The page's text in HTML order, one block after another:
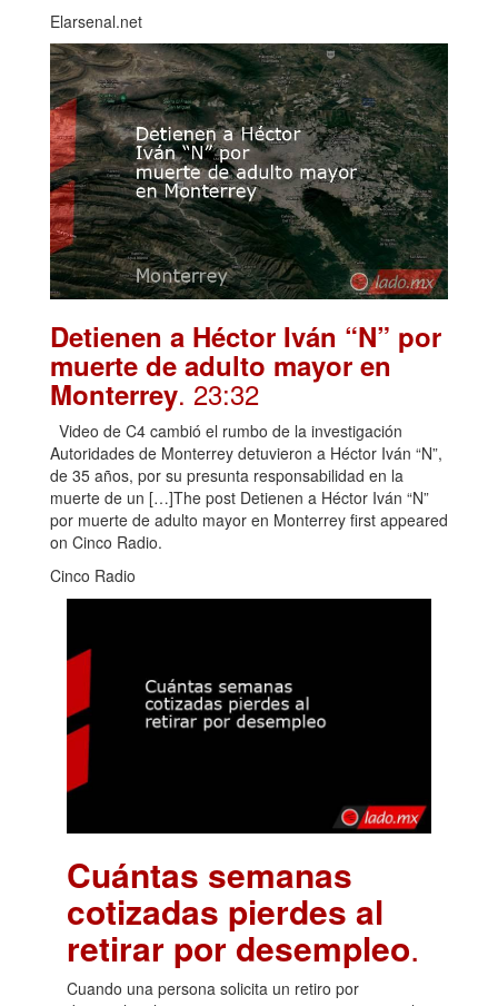
Elarsenal.net
Detienen a Héctor Iván “N” por
muerte de adulto mayor en
Monterrey. 23:32
Video de C4 cambió el rumbo de la investigación
Autoridades de Monterrey detuvieron a Héctor Iván “N”,
de 35 años, por su presunta responsabilidad en la
muerte de un […]The post Detienen a Héctor Iván “N”
por muerte de adulto mayor en Monterrey first appeared
on Cinco Radio.
Cinco Radio
Cuántas semanas
cotizadas pierdes al
retirar por desempleo.
Cuando una persona solicita un retiro por